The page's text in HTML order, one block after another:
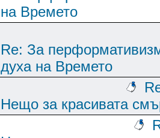
на Времето
Re: За
духа на Времето
Нещо за красивата